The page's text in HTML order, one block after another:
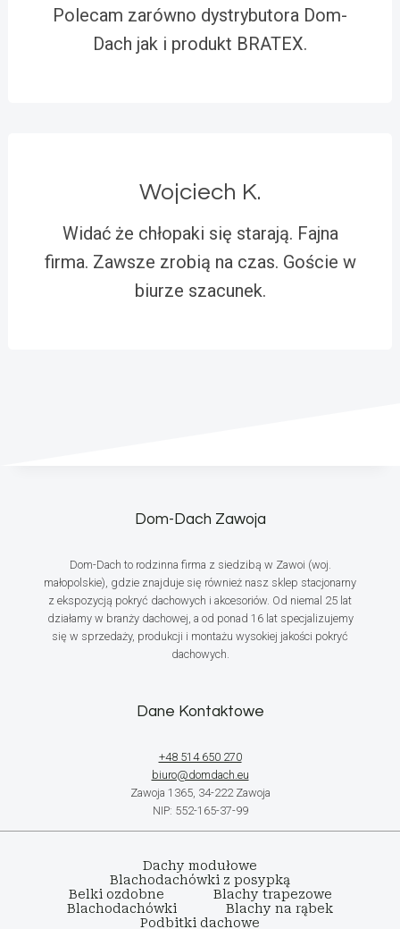
Polecam zarówno dystrybutora Dom-
Dach jak i produkt BRATEX.
Wojciech K.
Widać że chłopaki się starają. Fajna
firma. Zawsze zrobią na czas. Goście w
biurze szacunek.
Dom-Dach Zawoja
Dom-Dach to rodzinna firma z siedzibą w Zawoi (woj.
małopolskie), gdzie znajduje się również nasz sklep stacjonarny
z ekspozycją pokryć dachowych i akcesoriów. Od niemal 25 lat
działamy w branży dachowej, a od ponad 16 lat specjalizujemy
się w sprzedaży, produkcji i montażu wysokiej jakości pokryć
dachowych.
Dane Kontaktowe
+48 514 650 270
biuro@domdach.eu
Zawoja 1365, 34-222 Zawoja
NIP: 552-165-37-99
Dachy modułowe
Blachodachówki z posypką
Belki ozdobne
Blachy trapezowe
Blachodachówki
Blachy na rąbek
Podbitki dachowe